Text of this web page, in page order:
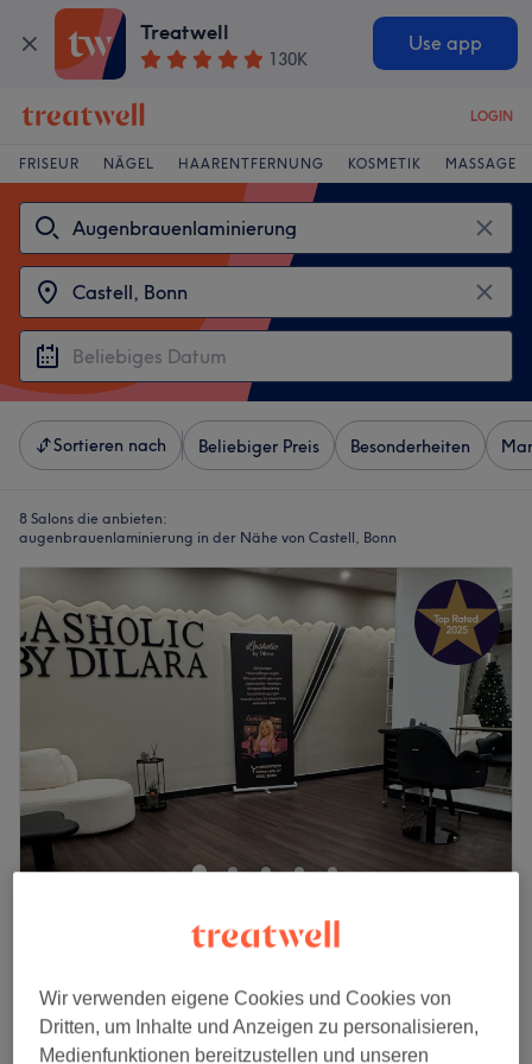
Treatwell
130K
Use app
LOGIN
FRISEUR NÄGEL HAARENTFERNUNG KOSMETIK MASSAGE
Sortieren nach Beliebiger Preis Besonderheiten
8 Salons die anbieten:
augenbrauenlaminierung in der Nähe von Castell, Bonn
110 Bewertungen
Augenbrauenlifting
40 Min.
Schnellansicht Saloninfos
Wir verwenden eigene Cookies und Cookies von
Dritten, um Inhalte und Anzeigen zu personalisieren,
Medienfunktionen bereitzustellen und unseren